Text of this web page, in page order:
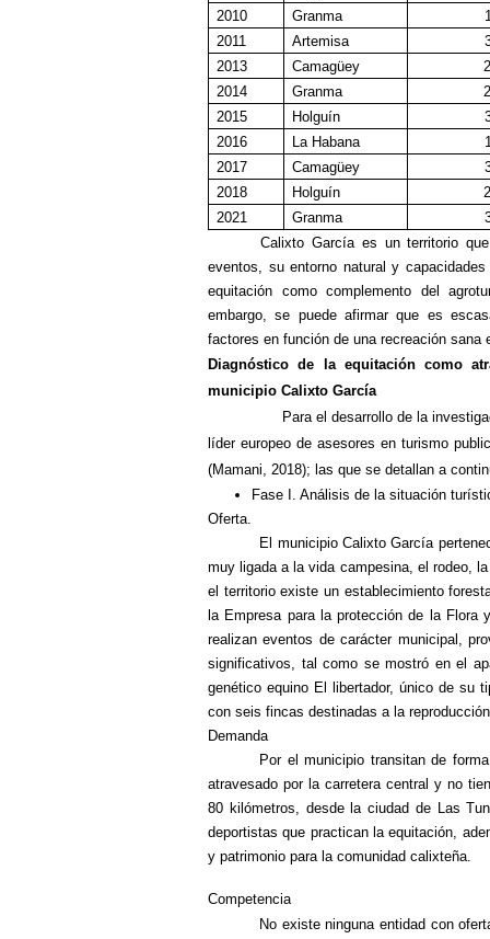
2010
Granma
2011
Artemisa
2013
Camagüey
2014
Granma
2015
Holguín
2016
La Habana
2017
Camagüey
2018
Holguín
2021
Granma
Calixto García es unterritorio
eventos, su entorno natural y
equitación como complemento del
embargo,se puedeafirmarque es
factores en función de una recreación sana
Diagnóstico de la equitación como
municipio Calixto García
Para el desarrollo de la investigación
líder europeo de asesores en turismo
(Mamani, 2018); las que se detallan a
Fase I. Análisis de la situación
Oferta.
El municipio Calixto García
muy ligada a la vida campesina, el rodeo,
el territorio existe un establecimiento
la Empresa para la protección de la
realizan eventos de carácter municipal,
significativos, tal como se mostró en el
genético equino El libertador, único de su
con seis fincas destinadas a la
Demanda
Por el municipio transitan de
atravesado por la carretera central y no
80 kilómetros, desde la ciudad de Las
deportistas que practican la equitación,
y patrimonio para la comunidad calixteña.
Competencia
No existe ninguna entidad con